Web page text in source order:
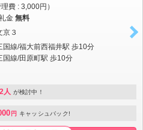
理費 : 3,000円）
金 無料
京３
国線/福大前西福井駅 歩10分
国線/田原町駅 歩10分
2人 が検討中！
円 キャッシュバック!